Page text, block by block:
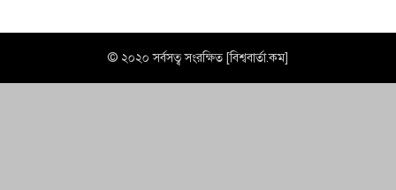
© ২০২০ সর্বসত্ব সংরক্ষিত [বিশ্ববার্তা.কম]